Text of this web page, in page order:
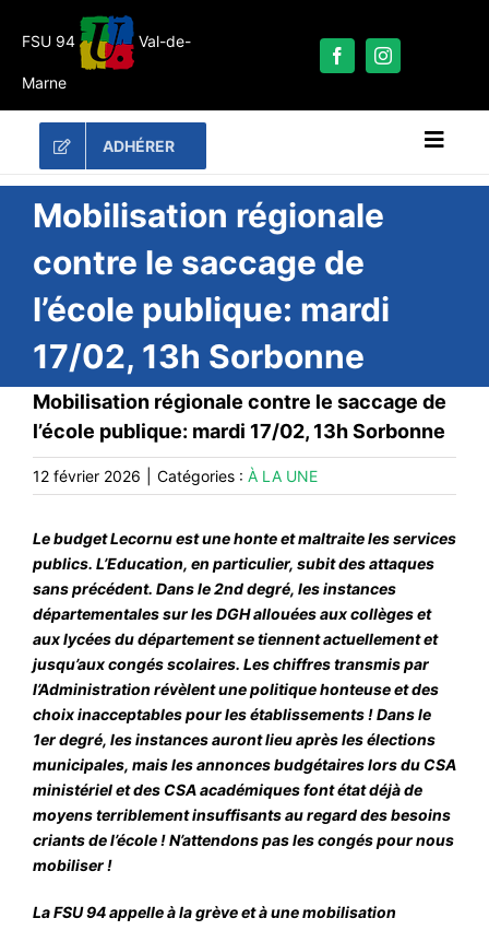
FSU 94 Val-de-
Marne
ADHÉRER
RECHERCHER:
LES UNES
#ACTUALITÉS
LA FSU 94
DOSSIERS
PUBLICATIONS
CONTACT
#VOS ÉLUES
#FORMATION
#COMMUNIQUÉS
#ÉLECTIONS
#MÉDIAS
#DÉBATS
#PRESSE
#ARCHIVES
Mobilisation régionale
contre le saccage de
l’école publique: mardi
17/02, 13h Sorbonne
Mobilisation régionale contre le saccage de
l’école publique: mardi 17/02, 13h Sorbonne
12 février 2026 Catégories : À LA UNE
Le budget Lecornu est une honte et maltraite les services
publics. L’Education, en particulier, subit des attaques
sans précédent. Dans le 2nd degré, les instances
départementales sur les DGH allouées aux collèges et
aux lycées du département se tiennent actuellement et
jusqu’aux congés scolaires. Les chiffres transmis par
l’Administration révèlent une politique honteuse et des
choix inacceptables pour les établissements ! Dans le
1er degré, les instances auront lieu après les élections
municipales, mais les annonces budgétaires lors du CSA
ministériel et des CSA académiques font état déjà de
moyens terriblement insuffisants au regard des besoins
criants de l’école ! N’attendons pas les congés pour nous
mobiliser !
La FSU 94 appelle à la grève et à une mobilisation